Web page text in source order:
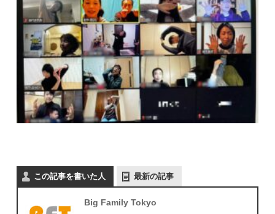
この記事を書いた人 最新の記事
Big Family Tokyo